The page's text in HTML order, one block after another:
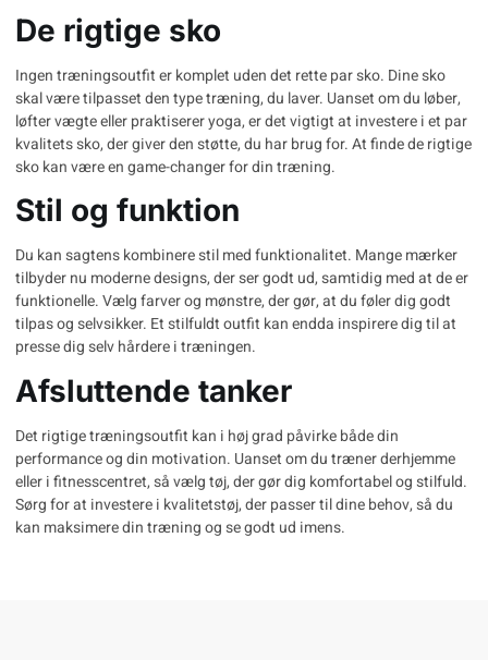
De rigtige sko
Ingen træningsoutfit er komplet uden det rette par sko. Dine sko
skal være tilpasset den type træning, du laver. Uanset om du løber,
løfter vægte eller praktiserer yoga, er det vigtigt at investere i et par
kvalitets sko, der giver den støtte, du har brug for. At finde de rigtige
sko kan være en game-changer for din træning.
Stil og funktion
Du kan sagtens kombinere stil med funktionalitet. Mange mærker
tilbyder nu moderne designs, der ser godt ud, samtidig med at de er
funktionelle. Vælg farver og mønstre, der gør, at du føler dig godt
tilpas og selvsikker. Et stilfuldt outfit kan endda inspirere dig til at
presse dig selv hårdere i træningen.
Afsluttende tanker
Det rigtige træningsoutfit kan i høj grad påvirke både din
performance og din motivation. Uanset om du træner derhjemme
eller i fitnesscentret, så vælg tøj, der gør dig komfortabel og stilfuld.
Sørg for at investere i kvalitetstøj, der passer til dine behov, så du
kan maksimere din træning og se godt ud imens.